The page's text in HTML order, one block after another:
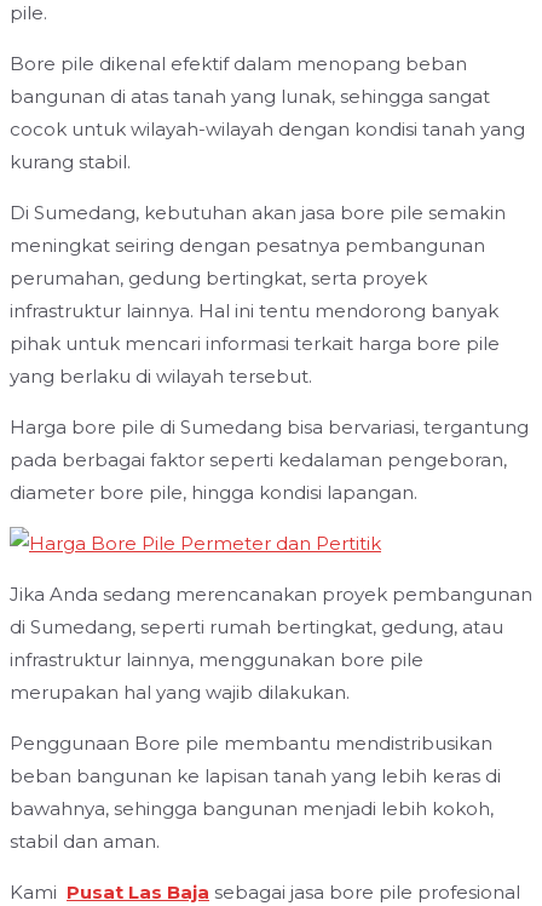
pile.
Bore pile dikenal efektif dalam menopang beban
bangunan di atas tanah yang lunak, sehingga sangat
cocok untuk wilayah-wilayah dengan kondisi tanah yang
kurang stabil.
Di Sumedang, kebutuhan akan jasa bore pile semakin
meningkat seiring dengan pesatnya pembangunan
perumahan, gedung bertingkat, serta proyek
infrastruktur lainnya. Hal ini tentu mendorong banyak
pihak untuk mencari informasi terkait harga bore pile
yang berlaku di wilayah tersebut.
Harga bore pile di Sumedang bisa bervariasi, tergantung
pada berbagai faktor seperti kedalaman pengeboran,
diameter bore pile, hingga kondisi lapangan.
Jika Anda sedang merencanakan proyek pembangunan
di Sumedang, seperti rumah bertingkat, gedung, atau
infrastruktur lainnya, menggunakan bore pile
merupakan hal yang wajib dilakukan.
Penggunaan Bore pile membantu mendistribusikan
beban bangunan ke lapisan tanah yang lebih keras di
bawahnya, sehingga bangunan menjadi lebih kokoh,
stabil dan aman.
Kami Pusat Las Baja sebagai jasa bore pile profesional